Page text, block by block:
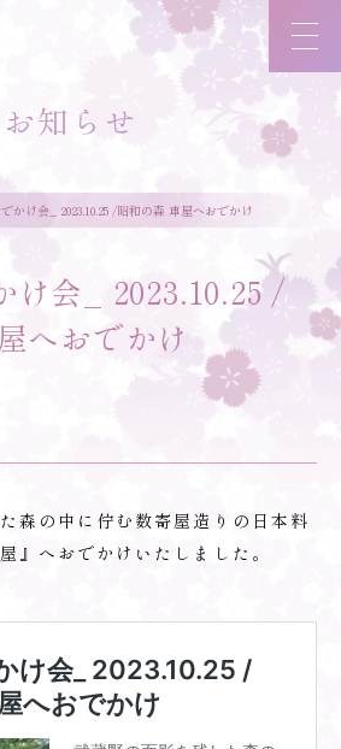
お知らせ
かけ会_ 2023.10.25 /昭和の森 車屋へおでかけ
け会_ 2023.10.25 /
へおでかけ
森の中に佇む数寄屋造りの日本料
へおでかけいたしました。